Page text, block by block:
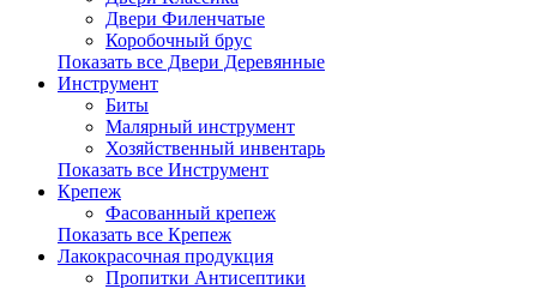
Двери Филенчатые
Коробочный брус
Показать все Двери Деревянные
Инструмент
Биты
Малярный инструмент
Хозяйственный инвентарь
Показать все Инструмент
Крепеж
Фасованный крепеж
Показать все Крепеж
Лакокрасочная продукция
Пропитки Антисептики